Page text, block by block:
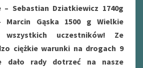
– Sebastian Dziatkiewicz 1740g
Marcin Gąska 1500 g Wielkie
uczestników! Ze
ciężkie warunki na drogach 9
dało rady dotrzeć na nasze